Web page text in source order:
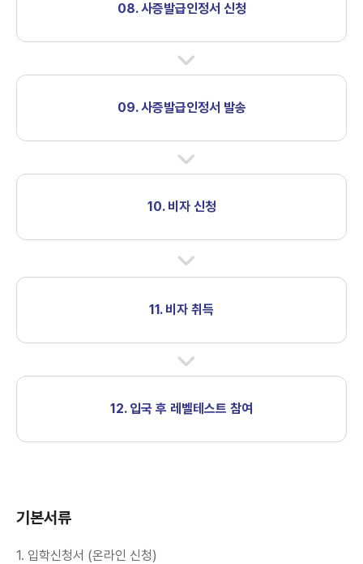
08. 사증발급인정서 신청
09. 사증발급인정서 발송
10. 비자 신청
11. 비자 취득
12. 입국 후 레벨테스트 참여
기본서류
1. 입학신청서 (온라인 신청)